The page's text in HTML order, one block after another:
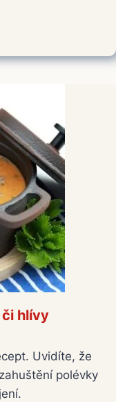
hlívy
Uvidíte, že
polévky